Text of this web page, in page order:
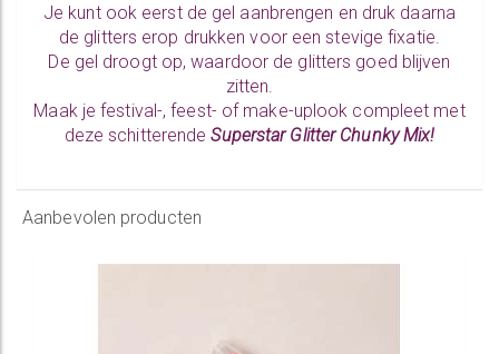
Je kunt ook eerst de gel aanbrengen en druk daarna
de glitters erop drukken voor een stevige fixatie.
De gel droogt op, waardoor de glitters goed blijven
zitten.
Maak je festival-, feest- of make-uplook compleet met
deze schitterendeSuperstar Glitter Chunky Mix!
Aanbevolen producten